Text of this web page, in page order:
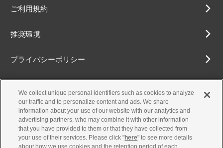
ご利用規約
推奨環境
プライバシーポリシー
アクセシビリティ方針
We collect unique personal identifiers such as cookies to analyze
our traffic and to personalize content and ads. We share
information about your use of our website with our analytics and
advertising partners, who may combine it with other information
that you have provided to them or that they have collected from
your use of their services. Please click "here" to see more details
about how we use cookies and the retention period of each